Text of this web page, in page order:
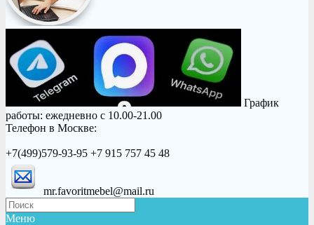
График
работы: ежедневно с 10.00-21.00
Телефон в Москве:
+7(499)579-93-95 +7 915 757 45 48
mr.favoritmebel@mail.ru
Меню